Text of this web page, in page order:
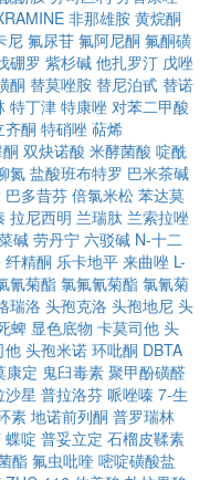
非那雄胺 黄烷酮
尼 氟尿苷 氟阿尼酮 氟酮磺
硼罗 紫杉碱 他扎罗汀 戊唑
酮 替莫唑胺 替尼泊甙 替诺
特丁津 特康唑 对苯二甲酸
齐酮 特硝唑 萜烯
双炔诺酸 米酵菌酸 啶酰
氮 盐酸班布特罗 巴米茶碱
巴多昔芬 倍氯米松 苯达莫
拉尼西明 兰瑞肽 兰索拉唑
碱 劳丹宁 六驳碱 N-十二
纤精酮 乐卡地平 来曲唑 L-
氰菊酯 氯氟氰菊酯 氯氰菊
瑞洛 头孢克洛 头孢地尼 头
蜱 显色底物 卡莫司他 头
他 头孢米诺 环吡酮 DBTA
康定 鬼臼毒素 聚甲酚磺醛
沙星 普拉洛芬 哌唑嗪 7-生
素 地诺前列酮 普罗瑞林
蝶啶 普妥立定 石榴皮鞣素
酯 氟虫吡喹 嘧啶磺酸盐